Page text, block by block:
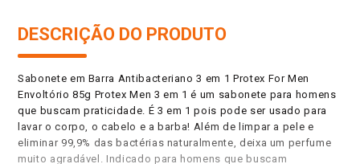
DESCRIÇÃO DO PRODUTO
Sabonete em Barra Antibacteriano 3 em 1 Protex For Men
Envoltório 85g Protex Men 3 em 1 é um sabonete para homens
que buscam praticidade. É 3 em 1 pois pode ser usado para
lavar o corpo, o cabelo e a barba! Além de limpar a pele e
eliminar 99,9% das bactérias naturalmente, deixa um perfume
muito agradável. Indicado para homens que buscam